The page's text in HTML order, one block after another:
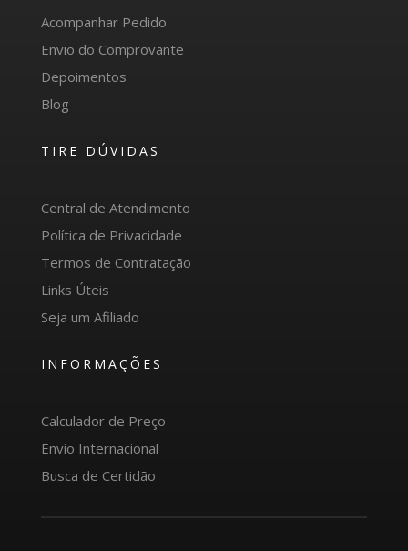
Acompanhar Pedido
Envio do Comprovante
Depoimentos
Blog
TIRE DÚVIDAS
Central de Atendimento
Política de Privacidade
Termos de Contratação
Links Úteis
Seja um Afiliado
INFORMAÇÕES
Calculador de Preço
Envio Internacional
Busca de Certidão